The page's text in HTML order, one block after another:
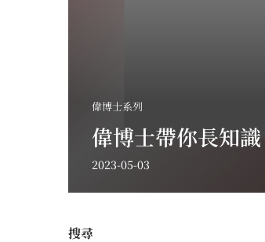
偉博士系列
偉博士帶你長知
2023-05-03
搜尋